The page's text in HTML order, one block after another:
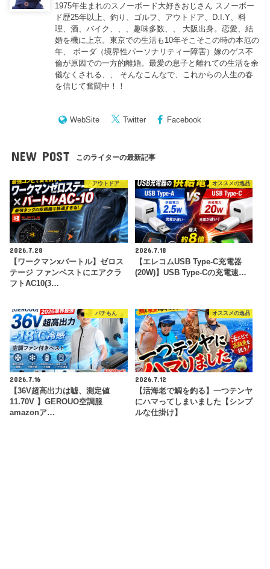
1975年生まれのスノーボード大好きおじさん スノーボー
ド歴25年以上、釣り、ゴルフ、アウトドア、D.I.Y、料
理、酒、バイク、、、趣味多数、、 大阪出身。恋愛、結
婚を機に上京。東京での生活も10年そこそこの時の本厄の
年、 ボーダ（境界性パーソナリティー障害）嫁のゲス不
倫が原因での一方的離婚。最愛の息子と離れての生活を余
儀なくされる、、 そんなこんなで、これからの人生の春
を信じて奮闘中！！
WebSite Twitter Facebook
NEW POST このライターの最新記事
アウトドア
2026.7.28
【ワークマンxバートル】ゼロス
テージ ファンベストにエアクラ
フトAC10(3…
オススメの逸品
2026.7.18
【エレコムUSB Type-C充電器
(20W)】USB Type-Cの充電速…
パチもん
2026.7.16
【36V超高出力は嘘、測定値
11.70V 】GEROUO空調服
amazonア…
オススメの逸品
2026.7.12
【活海老で鯛を釣る】一つテンヤ
にハマってしまいました【シンプ
ルな仕掛け】